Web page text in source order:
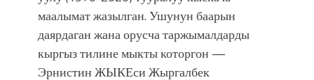
маалымат жазылган. Ушунун баарын
даярдаган жана орусча таржымалдарды
кыргыз тилине мыкты которгон —
Эрнистин ЖЫКЕси Жыргалбек